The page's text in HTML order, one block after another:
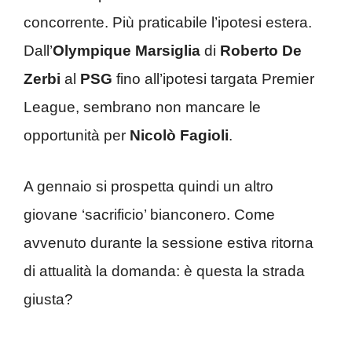
concorrente. Più praticabile l’ipotesi estera.
Dall’Olympique Marsiglia di Roberto De
Zerbi al PSG fino all’ipotesi targata Premier
League, sembrano non mancare le
opportunità per Nicolò Fagioli.
A gennaio si prospetta quindi un altro
giovane ‘sacrificio’ bianconero. Come
avvenuto durante la sessione estiva ritorna
di attualità la domanda: è questa la strada
giusta?